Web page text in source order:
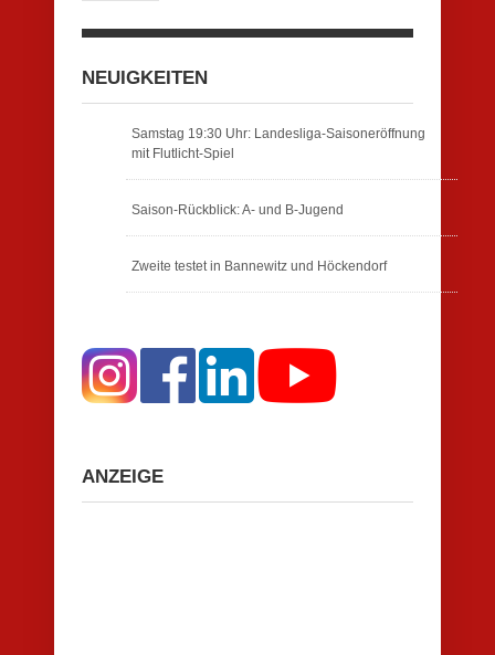
NEUIGKEITEN
Samstag 19:30 Uhr: Landesliga-Saisoneröffnung
mit Flutlicht-Spiel
Saison-Rückblick: A- und B-Jugend
Zweite testet in Bannewitz und Höckendorf
ANZEIGE